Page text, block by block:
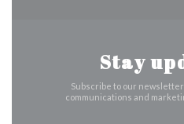
Stay
Subscribe to our
communications and